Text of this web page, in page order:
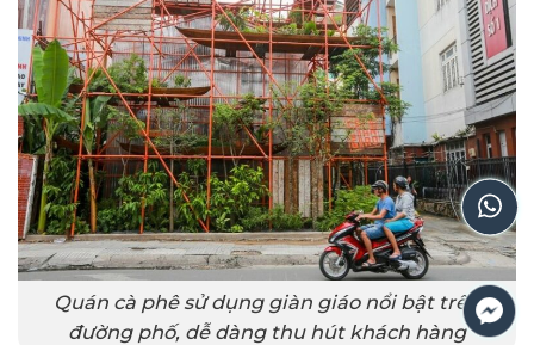
Quán cà phê sử dụng giàn giáo nổi bật trên
đường phố, dễ dàng thu hút khách hàng